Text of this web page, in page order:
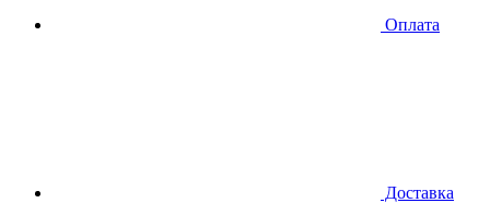
Оплата
Доставка